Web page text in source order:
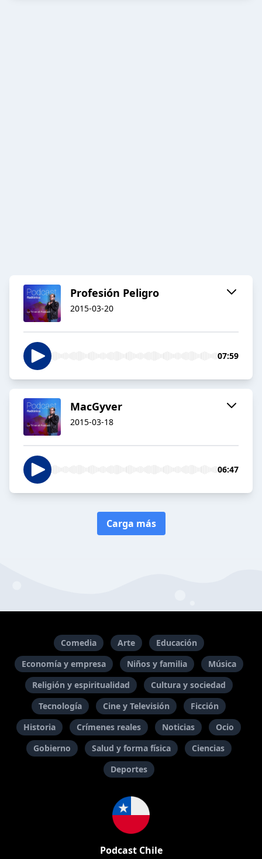
Profesión Peligro
2015-03-20
07:59
MacGyver
2015-03-18
06:47
Carga más
Comedia Arte
Educación
Economía y empresa
Niños y familia
Música
Religión y espiritualidad
Cultura y sociedad
Tecnología
Cine y Televisión
Ficción
Historia
Crímenes reales Noticias
Ocio
Gobierno
Salud y forma física
Ciencias
Deportes
Podcast Chile